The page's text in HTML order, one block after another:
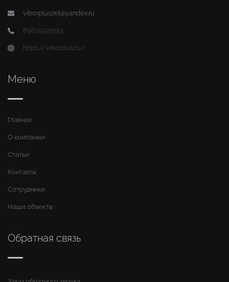
viborpluszel@yandex.ru
89625529551
https://viborplus.ru/
Меню
Главная
О компании
Статьи
Контакты
Сотрудники
Наши объекты
Обратная связь